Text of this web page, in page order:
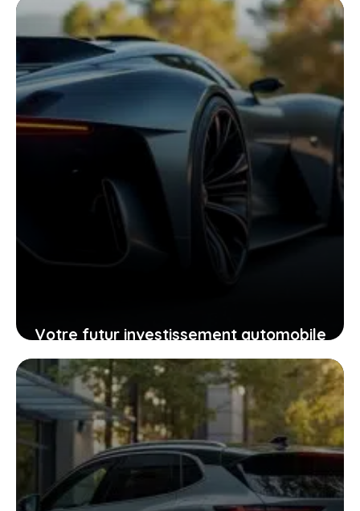
fiche technique
25 janvier 2026
Votre futur investissement automobile
: pourquoi la GTR ou la RZ d’Ultima
supercar pourraient vous surprendre
24 janvier 2026